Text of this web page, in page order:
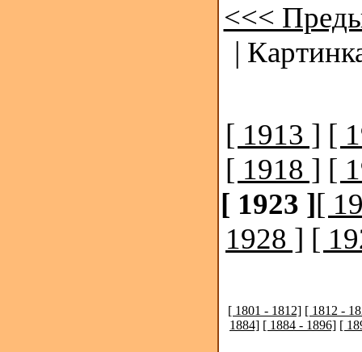
<<<
|
[ 1913 ] [
[ 1918 ] [
[ 1923 ][
1928 ] [
[ 1801 - 1812] [ 1812 -
1884] [ 1884 - 1896] [